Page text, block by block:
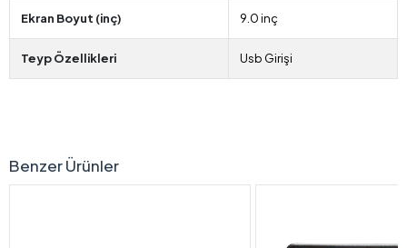
Ekran Boyut (inç) 9.0 inç
Teyp Özellikleri Usb Girişi
Benzer Ürünler